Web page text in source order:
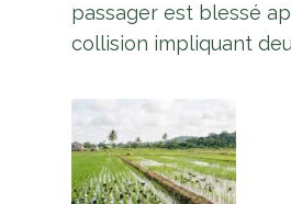
passager est blessé
collision impliquant